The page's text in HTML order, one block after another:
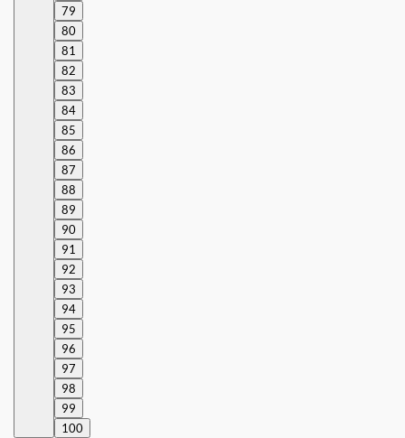
79
80
81
82
83
84
85
86
87
88
89
90
91
92
93
94
95
96
97
98
99
100